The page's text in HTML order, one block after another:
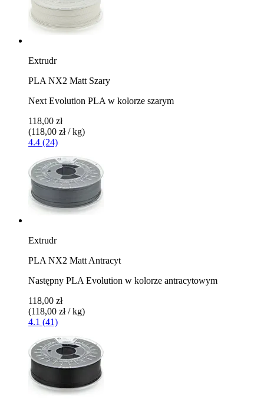
Extrudr
PLA NX2 Matt Szary
Next Evolution PLA w kolorze szarym
118,00 zł
(118,00 zł / kg)
4.4 (24)
Extrudr
PLA NX2 Matt Antracyt
Następny PLA Evolution w kolorze antracytowym
118,00 zł
(118,00 zł / kg)
4.1 (41)